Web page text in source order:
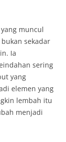
muncul
sekadar
Ia
sering
yang
elemen yang
lembah itu
menjadi